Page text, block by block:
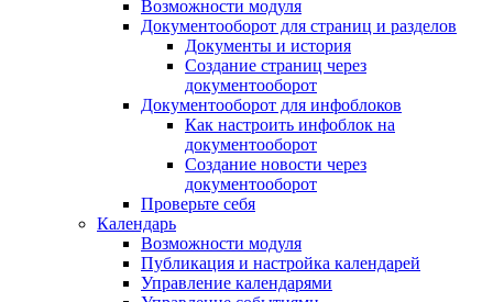
Возможности модуля
Документооборот для страниц и разделов
Документы и история
Создание страниц через
документооборот
Документооборот для инфоблоков
Как настроить инфоблок на
документооборот
Создание новости через
документооборот
Проверьте себя
Календарь
Возможности модуля
Публикация и настройка календарей
Управление календарями